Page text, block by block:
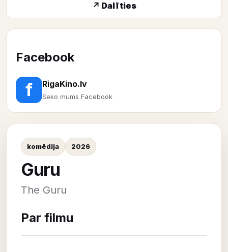
↗ Dalīties
Facebook
f RigaKino.lv
Seko mums Facebook
komēdija 2026
Guru
The Guru
Par filmu